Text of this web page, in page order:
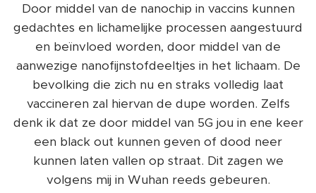
Door middel van de nanochip in vaccins kunnen
gedachtes en lichamelijke processen aangestuurd
en beïnvloed worden, door middel van de
aanwezige nanofijnstofdeeltjes in het lichaam. De
bevolking die zich nu en straks volledig laat
vaccineren zal hiervan de dupe worden. Zelfs
denk ik dat ze door middel van 5G jou in ene keer
een black out kunnen geven of dood neer
kunnen laten vallen op straat. Dit zagen we
volgens mij in Wuhan reeds gebeuren.